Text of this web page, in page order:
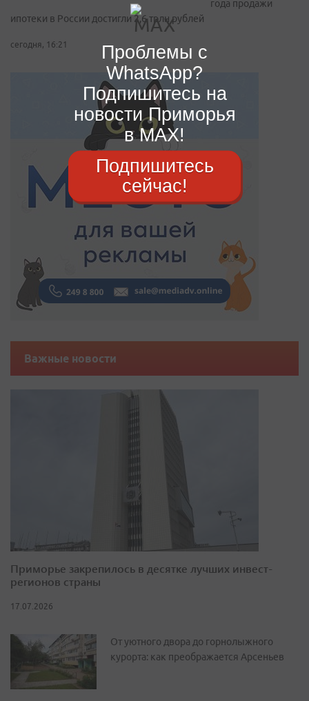
года продажи
ипотеки в России достигли 2,6 трлн рублей
сегодня, 16:21
Важные новости
Приморье закрепилось в десятке лучших инвест-
регионов страны
17.07.2026
От уютного двора до горнолыжного
курорта: как преображается Арсеньев
Проблемы с
WhatsApp?
Подпишитесь на
новости Приморья
в MAX!
Подпишитесь
сейчас!